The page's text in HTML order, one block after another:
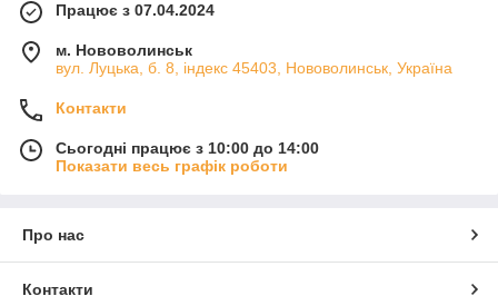
Працює з 07.04.2024
м. Нововолинськ
вул. Луцька, б. 8, індекс 45403, Нововолинськ, Україна
Контакти
Сьогодні працює з 10:00 до 14:00
Показати весь графік роботи
Про нас
Контакти